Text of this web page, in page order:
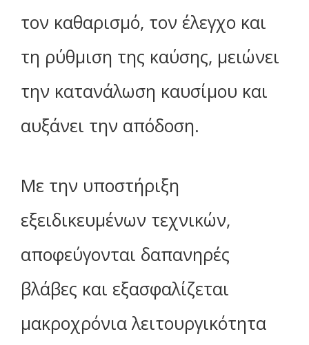
τον καθαρισμό, τον έλεγχο και
τη ρύθμιση της καύσης, μειώνει
την κατανάλωση καυσίμου και
αυξάνει την απόδοση.
Με την υποστήριξη
εξειδικευμένων τεχνικών,
αποφεύγονται δαπανηρές
βλάβες και εξασφαλίζεται
μακροχρόνια λειτουργικότητα